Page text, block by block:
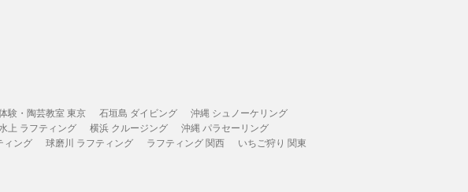
験・陶芸教室 東京 石垣島 ダイビング
沖縄 シュノーケリング
上 ラフティング 横浜 クルージング
沖縄 パラセーリング
ィング 球磨川 ラフティング ラフティング 関西
いちご狩り 関東